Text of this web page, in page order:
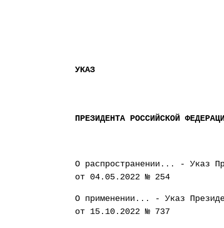
УКАЗ
ПРЕЗИДЕНТА РОССИЙСКОЙ
О распространении... - Указ
от 04.05.2022 № 254
О применении... - Указ
от 15.10.2022 № 737